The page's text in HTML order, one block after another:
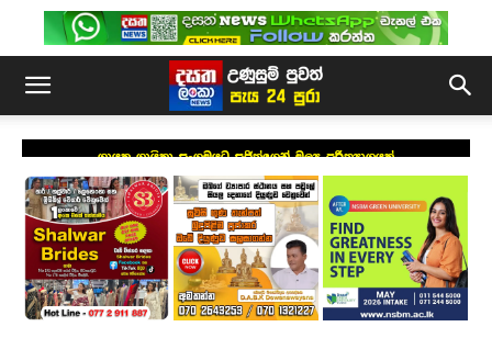
ගායක ගායිකා සංගමයට සජිත්ගෙන් මූල්‍ය පරිත්‍යාගයක්